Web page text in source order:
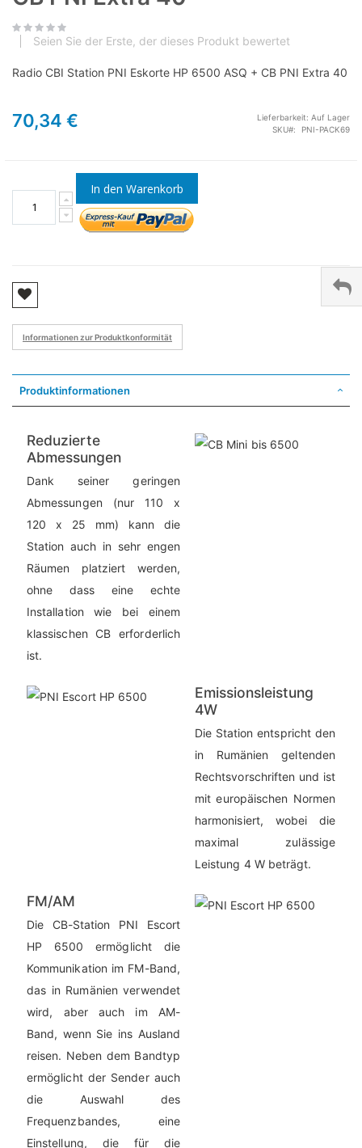
Seien Sie der Erste, der dieses Produkt bewertet
Radio CBI Station PNI Eskorte HP 6500 ASQ + CB PNI Extra 40
70,34 € Lieferbarkeit: Auf Lager
SKU
PNI-PACK69
In den Warenkorb
Informationen zur Produktkonformität
Produktinformationen
Reduzierte
Abmessungen
Dank seiner geringen
Abmessungen (nur 110 x
120 x 25 mm) kann die
Station auch in sehr engen
Räumen platziert werden,
ohne dass eine echte
Installation wie bei einem
klassischen CB erforderlich
ist.
Emissionsleistung
4W
Die Station entspricht den
in Rumänien geltenden
Rechtsvorschriften und ist
mit europäischen Normen
harmonisiert, wobei die
maximal zulässige
Leistung 4 W beträgt.
FM/AM
Die CB-Station PNI Escort
HP 6500 ermöglicht die
Kommunikation im FM-Band,
das in Rumänien verwendet
wird, aber auch im AM-
Band, wenn Sie ins Ausland
reisen. Neben dem Bandtyp
ermöglicht der Sender auch
die Auswahl des
Frequenzbandes, eine
Einstellung, die für die